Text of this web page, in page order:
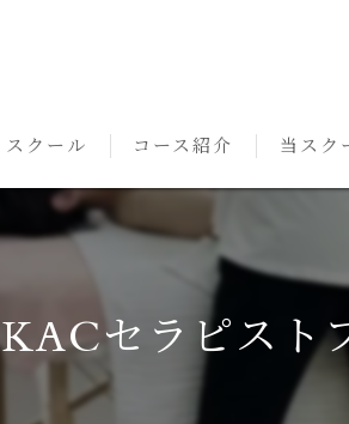
スクール
熊本本校の特徴
代表挨拶
講師紹介
コース紹介
NARD JAPAN
アロマ・アドバイザー
アロマ・インストラクタ
アロマ・セラピストコー
当スク
独立開
セルフ
ハンド
KACセラピスト